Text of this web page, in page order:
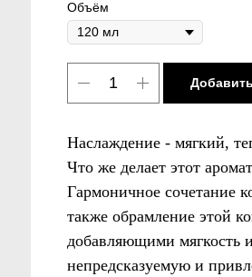
Объём
Наслаждение - мягкий,
Что же делает этот
Гармоничное сочетание
также обрамление этой
добавляющими мягкость
непредсказуемую и